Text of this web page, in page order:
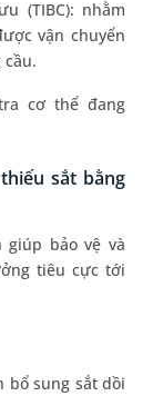
(TIBC): nhằm
vận chuyển
cơ thể đang
sắt bằng
giúp bảo vệ và
tiêu cực tới
bổ sung sắt dồi